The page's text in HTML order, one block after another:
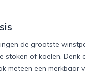
de grootste
stoken of koelen.
meteen een